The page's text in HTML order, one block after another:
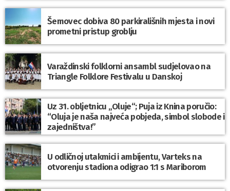
Šemovec dobiva 80 parkirališnih mjesta i novi
prometni pristup groblju
Varaždinski folklorni ansambl sudjelovao na
Triangle Folklore Festivalu u Danskoj
Uz 31. obljetnicu „Oluje“; Puja iz Knina poručio:
“Oluja je naša najveća pobjeda, simbol slobode i
zajedništva!”
U odličnoj utakmici i ambijentu, Varteks na
otvorenju stadiona odigrao 1:1 s Mariborom